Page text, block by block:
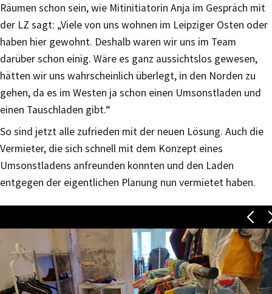
Räumen schon sein, wie Mitinitiatorin Anja im Gespräch mit
der LZ sagt: „Viele von uns wohnen im Leipziger Osten oder
haben hier gewohnt. Deshalb waren wir uns im Team
darüber schon einig. Wäre es ganz aussichtslos gewesen,
hätten wir uns wahrscheinlich überlegt, in den Norden zu
gehen, da es im Westen ja schon einen Umsonstladen und
einen Tauschladen gibt.“
So sind jetzt alle zufrieden mit der neuen Lösung. Auch die
Vermieter, die sich schnell mit dem Konzept eines
Umsonstladens anfreunden konnten und den Laden
entgegen der eigentlichen Planung nun vermietet haben.